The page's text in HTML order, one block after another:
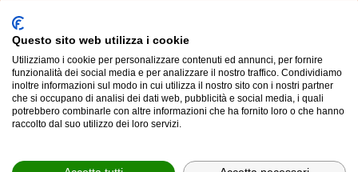
Corsi di Recupero Scuole Superiori
Corsi di Recupero Scuole Medie
Mappa Sito
Privacy Policy
Questo sito web utilizza i cookie
Utilizziamo i cookie per personalizzare contenuti ed annunci, per fornire
funzionalità dei social media e per analizzare il nostro traffico. Condividiamo
inoltre informazioni sul modo in cui utilizza il nostro sito con i nostri partner
che si occupano di analisi dei dati web, pubblicità e social media, i quali
potrebbero combinarle con altre informazioni che ha fornito loro o che hanno
raccolto dal suo utilizzo dei loro servizi.